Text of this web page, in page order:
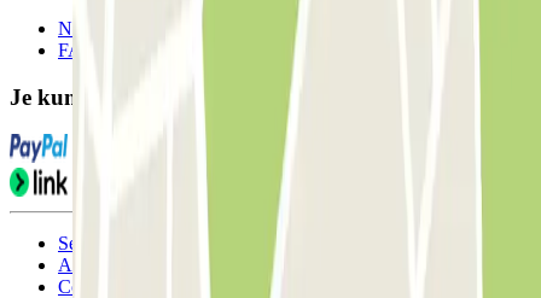
Neem contact met ons op
FAQ
Je kunt deze betaalmethoden gebruiken:
Servicevoorwaarden
Annuleringsvoorwaarden
Cookiebeleid